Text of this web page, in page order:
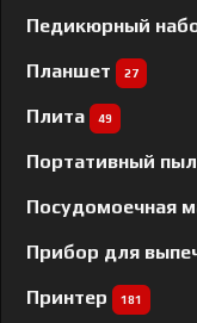
Педикюрный
Планшет 27
Плита 49
Портативный
Посудомоечная
Прибор для
Принтер 181